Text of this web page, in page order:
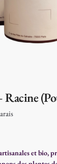
et bio,